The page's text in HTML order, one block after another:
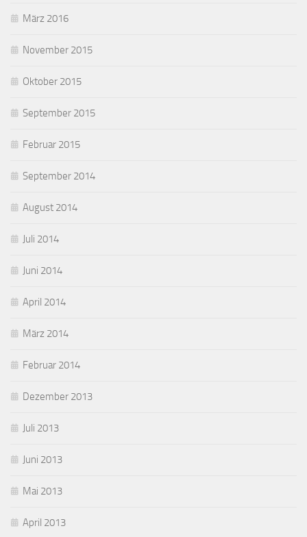
März 2016
November 2015
Oktober 2015
September 2015
Februar 2015
September 2014
August 2014
Juli 2014
Juni 2014
April 2014
März 2014
Februar 2014
Dezember 2013
Juli 2013
Juni 2013
Mai 2013
April 2013